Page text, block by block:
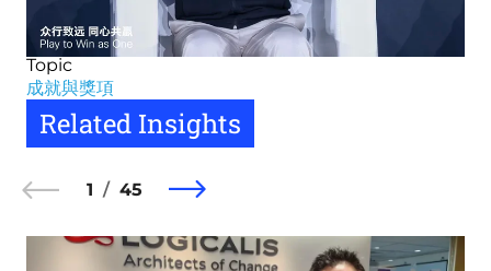
Topic
成就與獎項
Related Insights
1 45